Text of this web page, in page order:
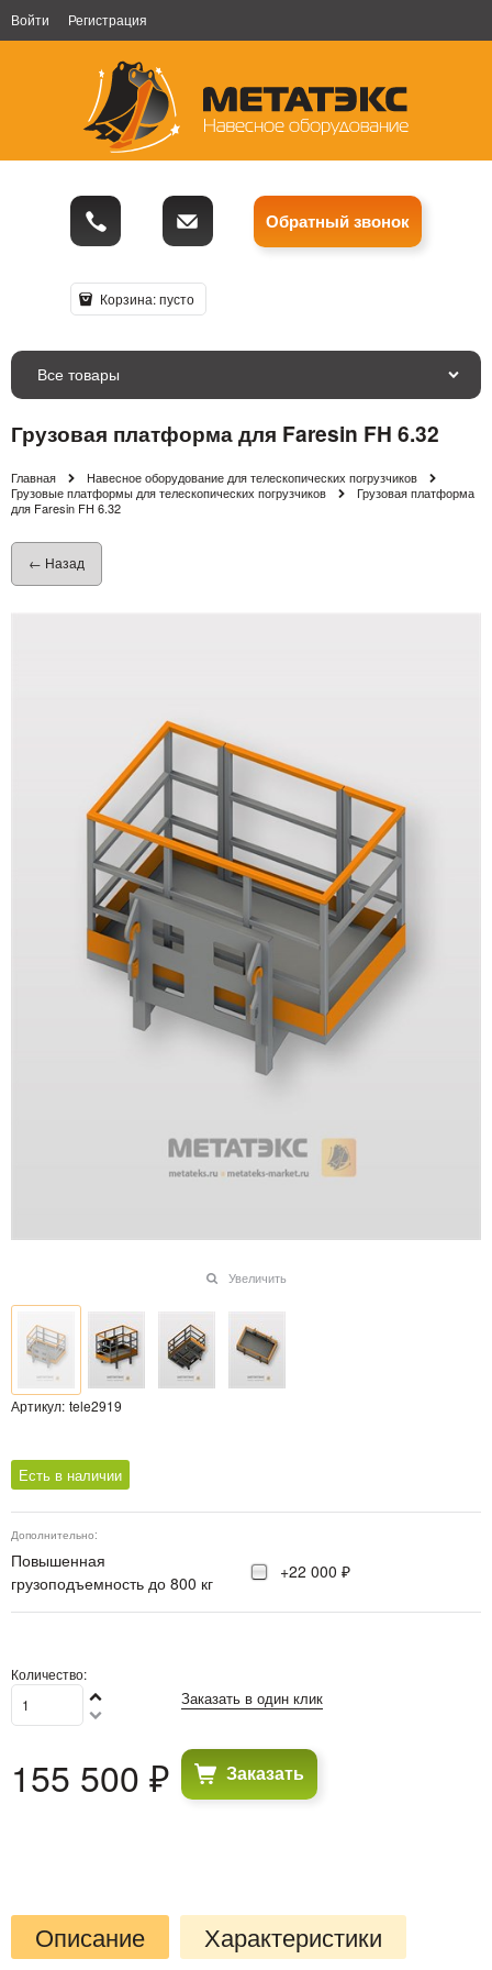
Войти Регистрация
Обратный звонок
Корзина:пусто
Все товары
Грузовая платформа для Faresin FH 6.32
Главная
Навесное оборудование для телескопических погрузчиков
Грузовые платформы для телескопических погрузчиков
Грузовая платформа
для Faresin FH 6.32
← Назад
Увеличить
Артикул: tele2919
Есть в наличии
Дополнительно:
Повышенная
грузоподъемность до 800 кг
+22 000 ₽
Количество:
155 500 ₽
Заказать в один клик
Заказать
Описание Характеристики